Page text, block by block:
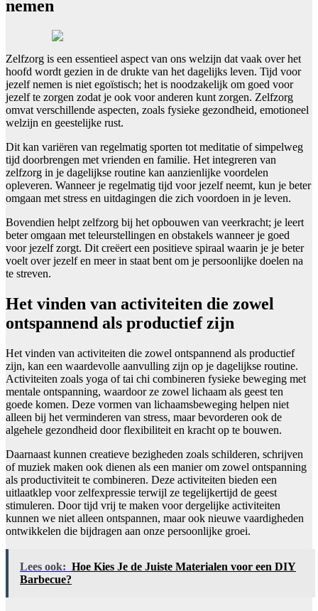
nemen
Zelfzorg is een essentieel aspect van ons welzijn dat vaak over het
hoofd wordt gezien in de drukte van het dagelijks leven. Tijd voor
jezelf nemen is niet egoïstisch; het is noodzakelijk om goed voor
jezelf te zorgen zodat je ook voor anderen kunt zorgen. Zelfzorg
omvat verschillende aspecten, zoals fysieke gezondheid, emotioneel
welzijn en geestelijke rust.
Dit kan variëren van regelmatig sporten tot meditatie of simpelweg
tijd doorbrengen met vrienden en familie. Het integreren van
zelfzorg in je dagelijkse routine kan aanzienlijke voordelen
opleveren. Wanneer je regelmatig tijd voor jezelf neemt, kun je beter
omgaan met stress en uitdagingen die zich voordoen in je leven.
Bovendien helpt zelfzorg bij het opbouwen van veerkracht; je leert
beter omgaan met teleurstellingen en obstakels wanneer je goed
voor jezelf zorgt. Dit creëert een positieve spiraal waarin je je beter
voelt over jezelf en meer in staat bent om je persoonlijke doelen na
te streven.
Het vinden van activiteiten die zowel
ontspannend als productief zijn
Het vinden van activiteiten die zowel ontspannend als productief
zijn, kan een waardevolle aanvulling zijn op je dagelijkse routine.
Activiteiten zoals yoga of tai chi combineren fysieke beweging met
mentale ontspanning, waardoor ze zowel lichaam als geest ten
goede komen. Deze vormen van lichaamsbeweging helpen niet
alleen bij het verminderen van stress, maar bevorderen ook de
algehele gezondheid door flexibiliteit en kracht op te bouwen.
Daarnaast kunnen creatieve bezigheden zoals schilderen, schrijven
of muziek maken ook dienen als een manier om zowel ontspanning
als productiviteit te combineren. Deze activiteiten bieden een
uitlaatklep voor zelfexpressie terwijl ze tegelijkertijd de geest
stimuleren. Door tijd vrij te maken voor dergelijke activiteiten
kunnen we niet alleen ontspannen, maar ook nieuwe vaardigheden
ontwikkelen die bijdragen aan onze persoonlijke groei.
Lees ook: Hoe Kies Je de Juiste Materialen voor een DIY
Barbecue?